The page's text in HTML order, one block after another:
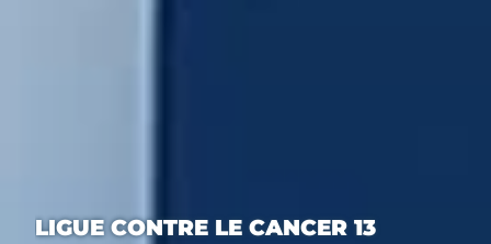
LIGUE CONTRE LE CANCER 13